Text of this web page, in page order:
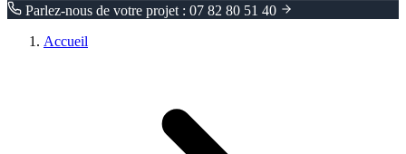
Parlez-nous de votre projet : 07 82 80 51 40
Accueil